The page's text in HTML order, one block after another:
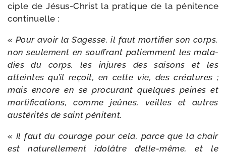
ciple de Jésus-​Christ la pra­tique de la péni­tence
continuelle :
« Pour avoir la Sagesse, il faut mor­ti­fier son corps,
non seule­ment en souf­frant patiem­ment les mala­
dies du corps, les injures des sai­sons et les
atteintes qu’il reçoit, en cette vie, des créa­tures ;
mais encore en se pro­cu­rant quelques peines et
mor­ti­fi­ca­tions, comme jeûnes, veilles et autres
aus­té­ri­tés de saint pénitent.
« Il faut du cou­rage pour cela, parce que la chair
est natu­rel­le­ment ido­lâtre d’elle-même, et le